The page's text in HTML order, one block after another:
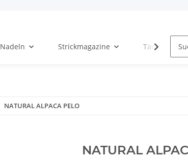
Nadeln Strickmagazine Tanja
NATURAL ALPACA PELO
NATURAL